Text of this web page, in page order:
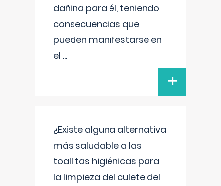
dañina para él, teniendo
consecuencias que
pueden manifestarse en
el ...
+
¿Existe alguna alternativa
más saludable a las
toallitas higiénicas para
la limpieza del culete del